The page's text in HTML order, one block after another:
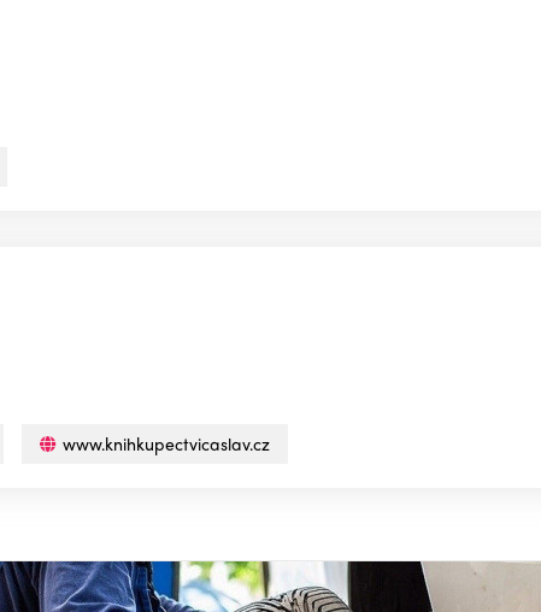
www.knihkupectvicaslav.cz